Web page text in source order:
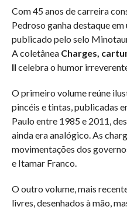
Com 45 anos de carreira
Pedroso ganha destaque
publicado pelo selo
A coletânea Charges,
II celebra o humor
O primeiro volume reúne
pincéis e tintas, publicadas
Paulo entre 1985 e 2011,
ainda era analógico. As
movimentações dos
e Itamar Franco.
O outro volume, mais
livres, desenhados à mão,